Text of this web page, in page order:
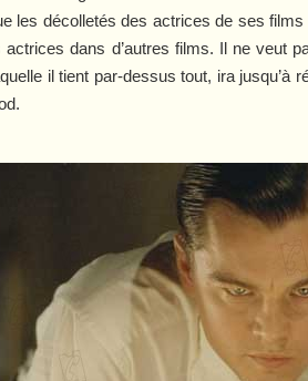
les décolletés des actrices de ses
dans d’autres films. Il ne veut
il tient par-dessus tout, ira